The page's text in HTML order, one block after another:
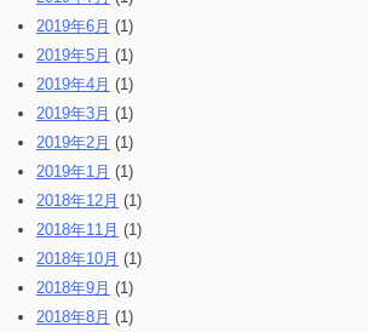
2019年6月 (1)
2019年5月 (1)
2019年4月 (1)
2019年3月 (1)
2019年2月 (1)
2019年1月 (1)
2018年12月 (1)
2018年11月 (1)
2018年10月 (1)
2018年9月 (1)
2018年8月 (1)